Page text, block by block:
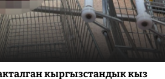
кыргызстандык кыз